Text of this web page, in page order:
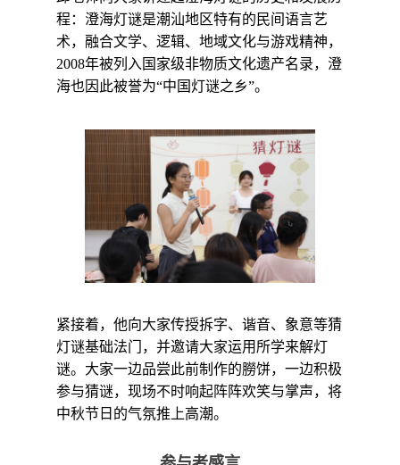
程：澄海灯谜是潮汕地区特有的民间语言艺
术，融合文学、逻辑、地域文化与游戏精神，
2008年被列入国家级非物质文化遗产名录，澄
海也因此被誉为“中国灯谜之乡”。
紧接着，他向大家传授拆字、谐音、象意等猜
灯谜基础法门，并邀请大家运用所学来解灯
谜。大家一边品尝此前制作的朥饼，一边积极
参与猜谜，现场不时响起阵阵欢笑与掌声，将
中秋节日的气氛推上高潮。